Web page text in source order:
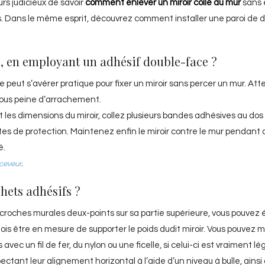
judicieux de savoir comment enlever un miroir collé au mursans
le même esprit, découvrez comment installer une paroi de
employant un adhésif double-face ?
s’avérer pratique pour fixer un miroir sans percer un mur.
peine d’arrachement.
dimensions du miroir, collez plusieurs bandes adhésives au
de protection. Maintenez enfin le miroir contre le mur pendant
.
adhésifs ?
murales deux-points sur sa partie supérieure, vous pouvez
être en mesure de supporter le poids dudit miroir. Vous pouvez
un fil de fer, du nylon ou une ficelle, si celui-ci est vraiment
leur alignement horizontal à l’aide d’un niveau à bulle, ainsi